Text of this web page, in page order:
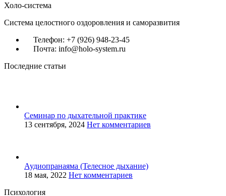
Холо-система
Система целостного оздоровления и саморазвития
Телефон: +7 (926) 948-23-45
Почта: info@holo-system.ru
Последние статьи
Семинар по дыхательной практике
13 сентября, 2024 Нет комментариев
Аудиопранаяма (Телесное дыхание)
18 мая, 2022 Нет комментариев
Психология